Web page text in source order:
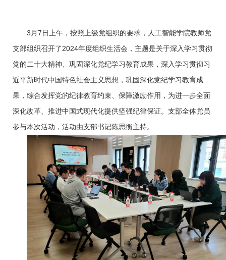
3月7日上午，按照上级党组织的要求，人工智能学院教师党
支部组织召开了2024年度组织生活会，主题是关于深入学习贯彻
党的二十大精神、巩固深化党纪学习教育成果，深入学习贯彻习
近平新时代中国特色社会主义思想，巩固深化党纪学习教育成
果，综合发挥党的纪律教育约束、保障激励作用，为进一步全面
深化改革、推进中国式现代化提供坚强纪律保证。支部全体党员
参与本次活动，活动由支部书记陈思衡主持。